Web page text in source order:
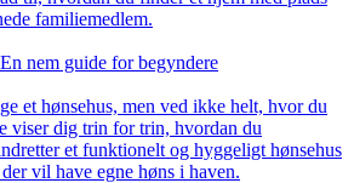
familiemedlem.
nem guide for begyndere
et hønsehus, men ved ikke helt, hvor du
viser dig trin for trin, hvordan du
et funktionelt og hyggeligt hønsehus
vil have egne høns i haven.